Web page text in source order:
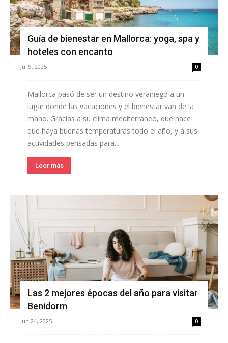
Guía de bienestar en Mallorca: yoga, spa y
hoteles con encanto
Jul 9, 2025 0
Mallorca pasó de ser un destino veraniego a un
lugar donde las vacaciones y el bienestar van de la
mano. Gracias a su clima mediterráneo, que hace
que haya buenas temperaturas todo el año, y a sus
actividades pensadas para...
Leer más
Las 2 mejores épocas del año para visitar
Benidorm
Jun 24, 2025 0